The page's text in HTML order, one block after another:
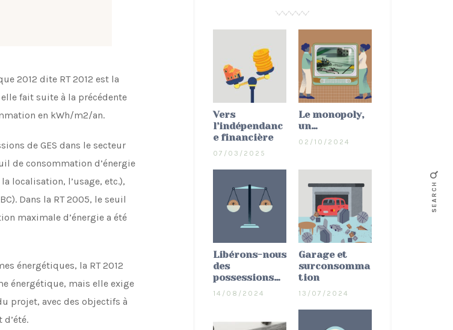
2012 dite RT 2012 est la
fait suite à la précédente
en kWh/m2/an.
de GES dans le secteur
de consommation d’énergie
localisation, l’usage, etc.),
Dans la RT 2005, le seuil
maximale d’énergie a été
énergétiques, la RT 2012
énergétique, mais elle exige
projet, avec des objectifs à
Vers
l’indépendanc
e financière
07/03/2025
Le monopoly,
un…
02/10/2024
Libérons-nous
des
possessions…
14/08/2024
Garage et
surconsomma
tion
13/07/2024
SEARCH